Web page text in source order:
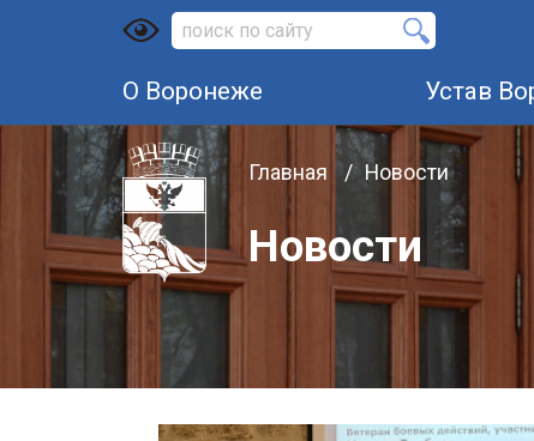
О Воронеже Устав
Главная Новости
Новости